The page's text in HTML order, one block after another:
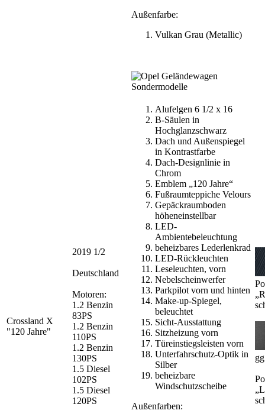
Außenfarbe:
Vulkan Grau (Metallic)
Crossland X
"120 Jahre"
2019 1/2
Deutschland
Motoren:
1.2 Benzin
83PS
1.2 Benzin
110PS
1.2 Benzin
130PS
1.5 Diesel
102PS
1.5 Diesel
120PS
Alufelgen 6 1/2 x 16
B-Säulen in
Hochglanzschwarz
Dach und Außenspiegel
in Kontrastfarbe
Dach-Designlinie in
Chrom
Emblem „120 Jahre“
Fußraumteppiche Velours
Gepäckraumboden
höheneinstellbar
LED-
Ambientebeleuchtung
beheizbares Lederlenkrad
LED-Rückleuchten
Leseleuchten, vorn
Nebelscheinwerfer
Parkpilot vorn und hinten
Make-up-Spiegel,
beleuchtet
Sicht-Ausstattung
Sitzheizung vorn
Türeinstiegsleisten vorn
Unterfahrschutz-Optik in
Silber
beheizbare
Windschutzscheibe
Außenfarben: